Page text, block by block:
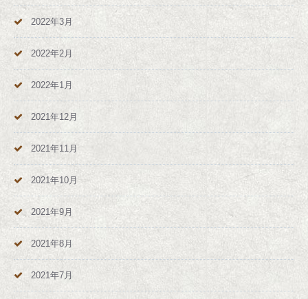
2022年3月
2022年2月
2022年1月
2021年12月
2021年11月
2021年10月
2021年9月
2021年8月
2021年7月